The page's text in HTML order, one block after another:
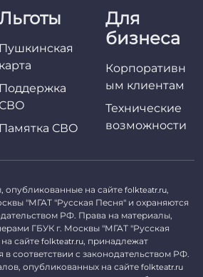
Пушкинская
карта
Поддержка
СВО
Памятка СВО
Для
бизнеса
Корпоративн
ым клиентам
Технические
возможности
опубликованные на сайте folkteatr.ru,
"МГАТ "Русская Песня" и охраняются
РФ. Права на материалы,
ГБУК г. Москвы "МГАТ "Русская
сайте folkteatr.ru, принадлежат
в соответствии с законодательством РФ.
опубликованных на сайте folkteatr.ru